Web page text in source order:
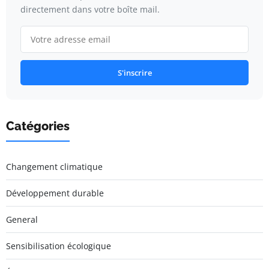
directement dans votre boîte mail.
S'inscrire
Catégories
Changement climatique
Développement durable
General
Sensibilisation écologique